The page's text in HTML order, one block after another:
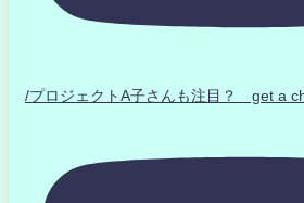
/プロジェクトA子さんも注目？ get a